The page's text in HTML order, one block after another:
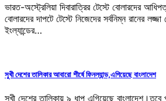
ভারত-অস্ট্রেলিয়া দিবারাত্রির টেস্টে বোলারদের
বোলারদের দাপটে টেস্টে নিজেদের সর্বনিম্ন রানের
ইংল্যান্ডের…
সুখী দেশের তালিকার আবারো শীর্ষে ফিনল্যান্ড,এগিয়েছে বাংলাদেশ
সুখী দেশের তালিকায় ৯ ধাপ এগিয়েছে বাংলাদেশ।তবে